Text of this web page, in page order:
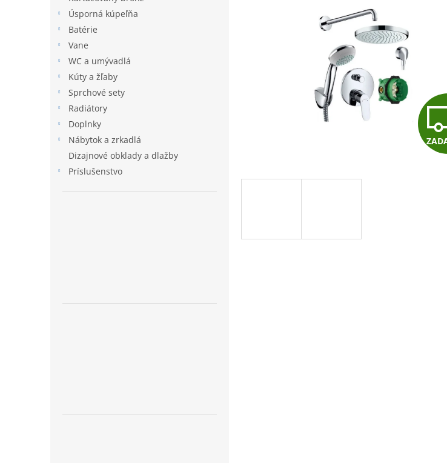
Úsporná kúpeľňa
Batérie
Vane
WC a umývadlá
Kúty a žľaby
Sprchové sety
Radiátory
Doplnky
Nábytok a zrkadlá
Dizajnové obklady a dlažby
Príslušenstvo
hviezdičiek.